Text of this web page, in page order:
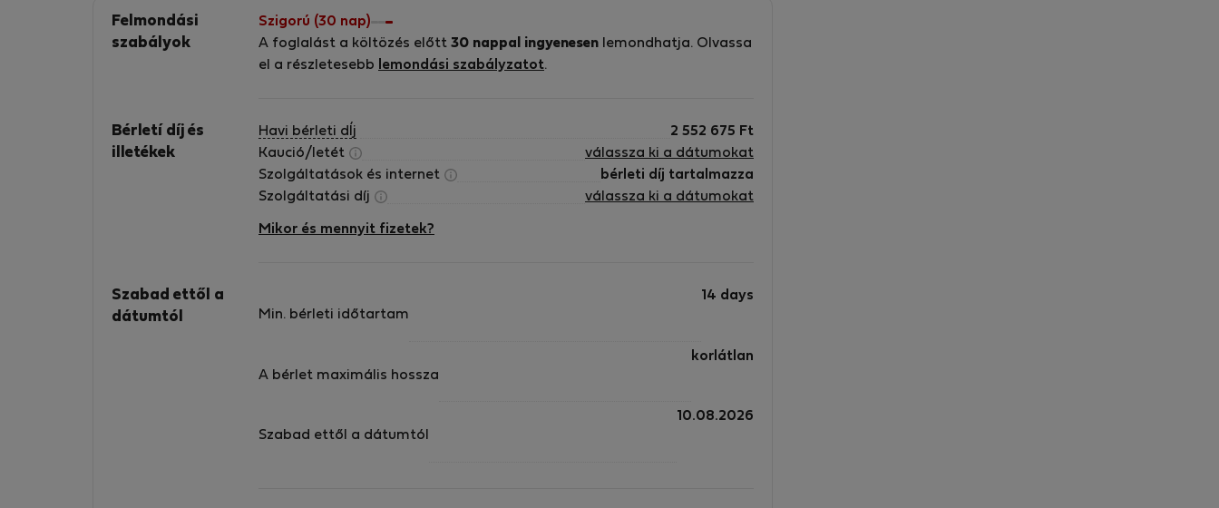
Felmondási
szabályok
Szigorú (30 nap)
A foglalást a költözés előtt 30 nappal ingyenesen lemondhatja. Olvassa
el a részletesebb
lemondási szabályzatot.
Bérletí díj és
illetékek
Havi bérleti dÍj 2 552 675 Ft
Kaució/letét
válassza ki a dátumokat
Szolgáltatások és internet
bérleti díj tartalmazza
Szolgáltatási díj
válassza ki a dátumokat
Mikor és mennyit fizetek?
Szabad ettől a
dátumtól
Min. bérleti időtartam
14 days
A bérlet maximális hossza
korlátlan
Szabad ettől a dátumtól
10.08.2026